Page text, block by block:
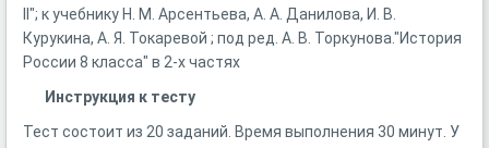
II"; к учебнику Н. М. Арсентьева, А. А. Данилова, И. В.
Курукина, А. Я. Токаревой ; под ред. А. В. Торкунова."История
России 8 класса" в 2-х частях
Инструкция к тесту
Тест состоит из 20 заданий. Время выполнения 30 минут. У